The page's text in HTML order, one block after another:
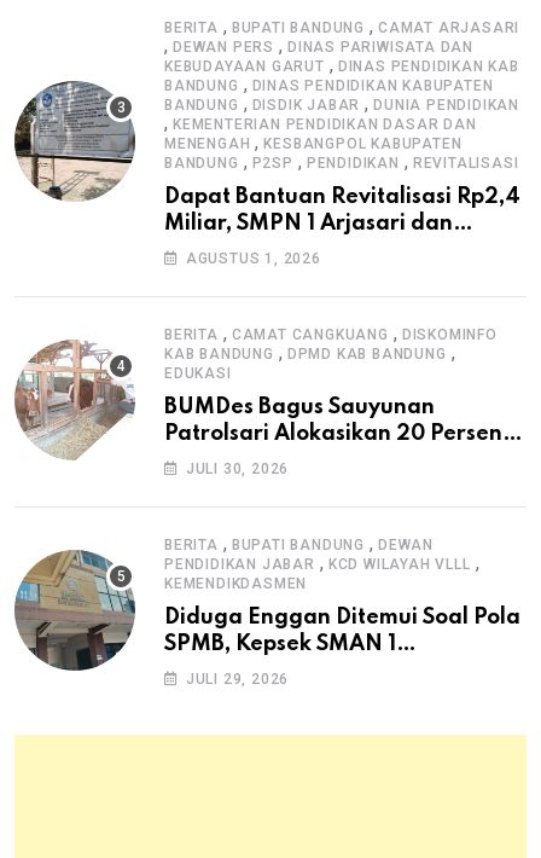
BERITA , BUPATI BANDUNG ,CAMAT ARJASARI
, DEWAN PERS , DINAS PARIWISATA DAN
KEBUDAYAAN GARUT , DINAS PENDIDIKAN KAB
BANDUNG , DINAS PENDIDIKAN KABUPATEN
BANDUNG , DISDIK JABAR ,DUNIA PENDIDIKAN
, KEMENTERIAN PENDIDIKAN DASAR DAN
MENENGAH ,KESBANGPOL KABUPATEN
BANDUNG , P2SP , PENDIDIKAN , REVITALISASI
Dapat Bantuan Revitalisasi Rp2,4
Miliar, SMPN 1 Arjasari dan
Masyarakat Sambut Antusias
AGUSTUS 1, 2026
BERITA , CAMAT CANGKUANG , DISKOMINFO
KAB BANDUNG , DPMD KAB BANDUNG ,
EDUKASI
BUMDes Bagus Sauyunan
Patrolsari Alokasikan 20 Persen
Dana Desa untuk Ketahanan
JULI 30, 2026
BERITA , BUPATI BANDUNG ,DEWAN
PENDIDIKAN JABAR , KCD WILAYAH VLLL ,
KEMENDIKDASMEN
Diduga Enggan Ditemui Soal Pola
SPMB, Kepsek SMAN 1
Dayeuhkolot Dikeluhkan Orang
JULI 29, 2026